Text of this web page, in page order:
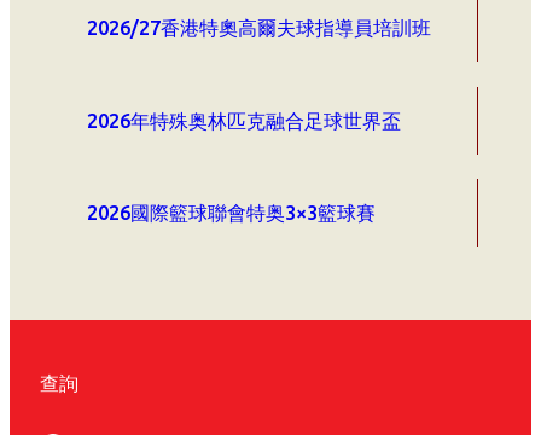
2026/27香港特奧高爾夫球指導員培訓班
2026年特殊奥林匹克融合足球世界盃
2026國際籃球聯會特奥3×3籃球賽
查詢